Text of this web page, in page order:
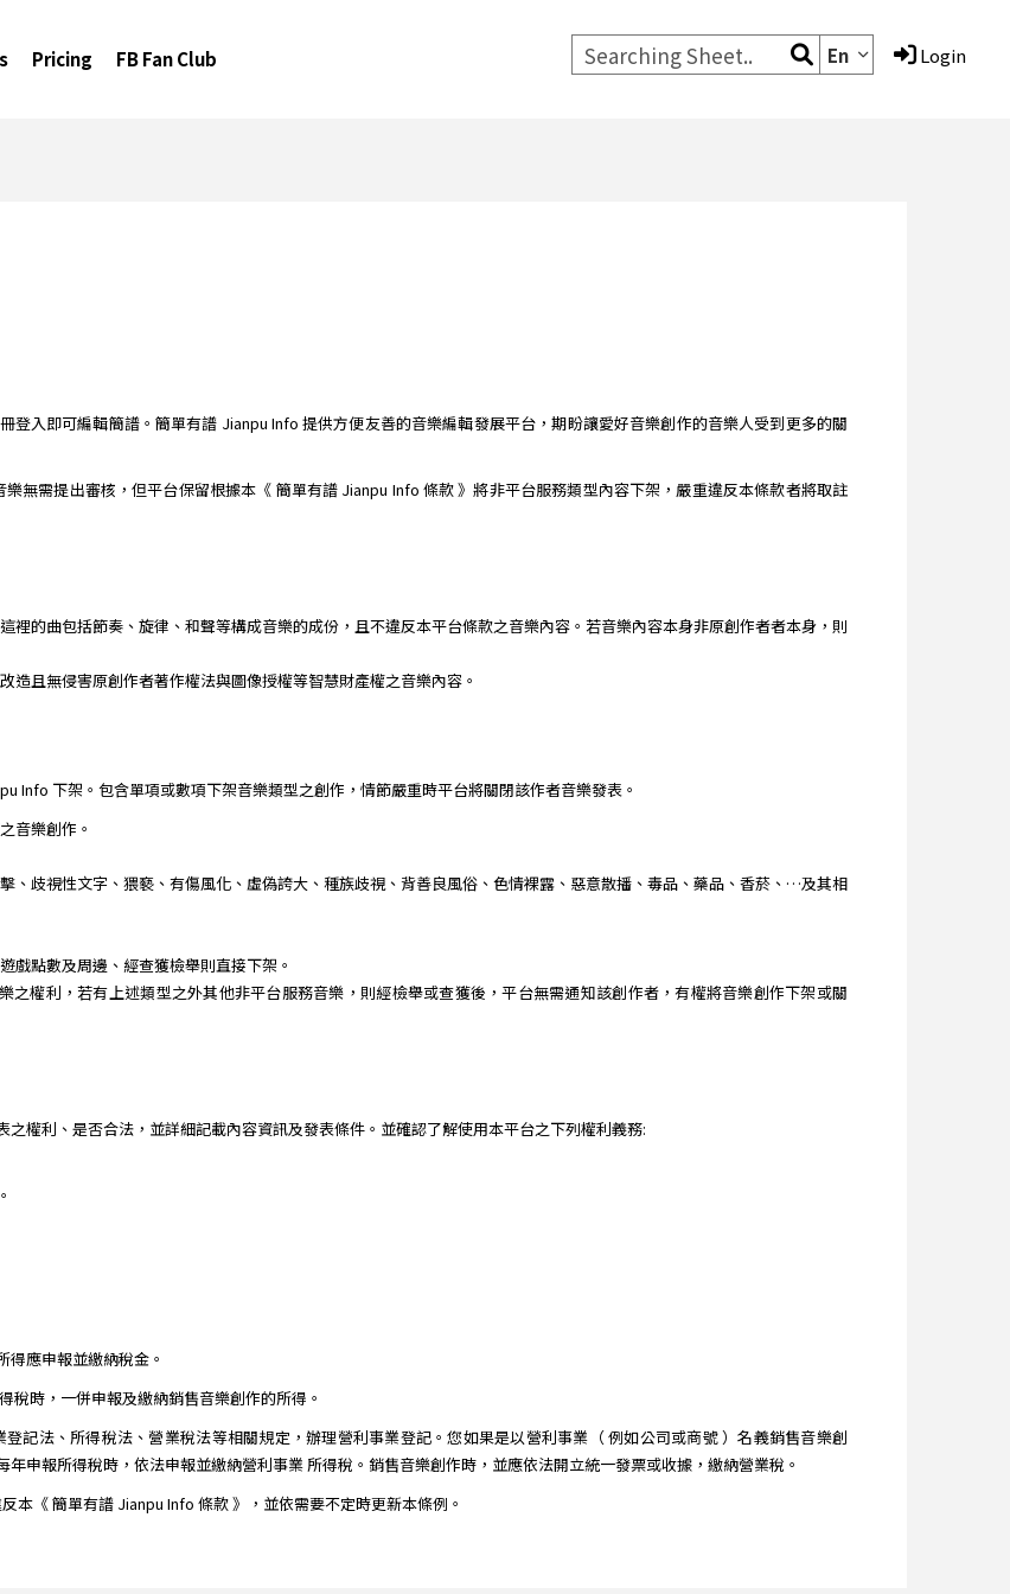
Pricing FB Fan Club En Login
登入即可編輯簡譜。簡單有譜 Jianpu Info 提供方便友善的音樂編輯發展平台，期盼讓愛好音樂創作的音樂人受到更多的關
無需提出審核，但平台保留根據本《 簡單有譜 Jianpu Info 條款 》將非平台服務類型內容下架，嚴重違反本條款者將取註
裡的曲包括節奏、旋律、和聲等構成音樂的成份，且不違反本平台條款之音樂內容。若音樂內容本身非原創作者者本身，則
造且無侵害原創作者著作權法與圖像授權等智慧財產權之音樂內容。
Info 下架。包含單項或數項下架音樂類型之創作，情節嚴重時平台將關閉該作者音樂發表。
音樂創作。
、歧視性文字、猥褻、有傷風化、虛偽誇大、種族歧視、背善良風俗、色情裸露、惡意散播、毒品、藥品、香菸、…及其相
戲點數及周邊、經查獲檢舉則直接下架。
之權利，若有上述類型之外其他非平台服務音樂，則經檢舉或查獲後，平台無需通知該創作者，有權將音樂創作下架或關
權利、是否合法，並詳細記載內容資訊及發表條件。並確認了解使用本平台之下列權利義務:
應申報並繳納稅金。
時，一併申報及繳納銷售音樂創作的所得。
記法、所得稅法、營業稅法等相關規定，辦理營利事業登記。您如果是以營利事業（ 例如公司或商號 ）名義銷售音樂創
申報所得稅時，依法申報並繳納營利事業 所得稅。銷售音樂創作時，並應依法開立統一發票或收據，繳納營業稅。
《 簡單有譜 Jianpu Info 條款 》，並依需要不定時更新本條例。